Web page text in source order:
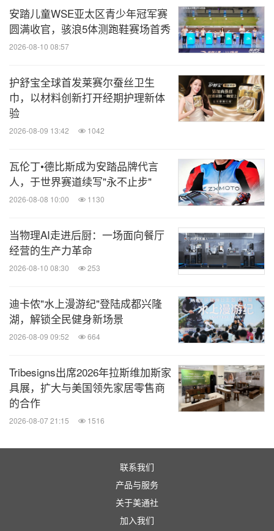
安踏儿童WSE亚太区青少年冠军赛
圆满收官，骇浪5体测跑鞋赛场首秀
2026-08-10 08:57
护舒宝全球首发莱赛尔蚕丝卫生
巾，以材料创新打开经期护理新体
验
2026-08-09 13:42 1042
瓦伦丁•德比斯成为安踏品牌代言
人，于世界赛道续写"永不止步"
2026-08-08 10:00 1130
当物理AI走进后厨：一场面向餐厅
经营的生产力革命
2026-08-10 08:30 253
迪卡侬"水上漫游纪"登陆成都兴隆
湖，解锁全民健身新场景
2026-08-09 09:52 664
Tribesigns出席2026年拉斯维加斯家
具展，扩大与美国领先家居零售商
的合作
2026-08-07 21:15 1516
联系我们
产品与服务
关于美通社
加入我们